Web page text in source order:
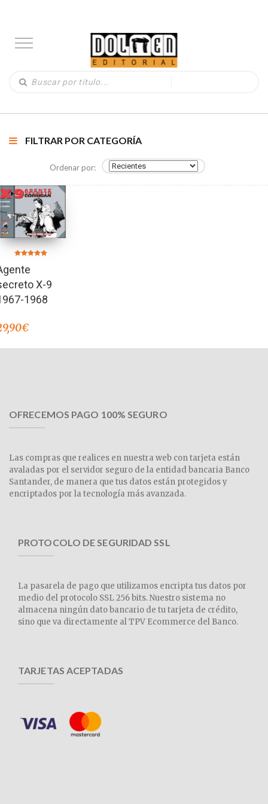
FILTRAR POR CATEGORÍA
Ordenar por:
5.00
de 5
X-9
1968
€
OFRECEMOS PAGO 100% SEGURO
Las compras que realices en nuestra web con tarjeta están
avaladas por el servidor seguro de la entidad bancaria Banco
Santander, de manera que tus datos están protegidos y
encriptados por la tecnología más avanzada.
PROTOCOLO DE SEGURIDAD SSL
La pasarela de pago que utilizamos encripta tus datos por
medio del protocolo SSL 256 bits. Nuestro sistema no
almacena ningún dato bancario de tu tarjeta de crédito,
sino que va directamente al TPV Ecommerce del Banco.
TARJETAS ACEPTADAS